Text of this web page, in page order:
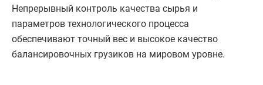
Непрерывный контроль качества сырья и
параметров технологического процесса
обеспечивают точный вес и высокое качество
балансировочных грузиков на мировом уровне.